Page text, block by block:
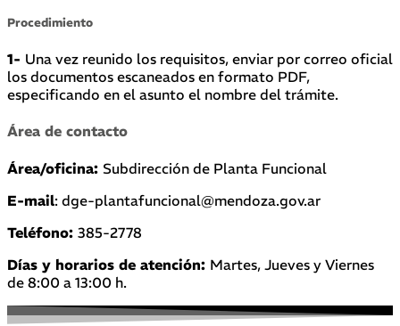
Procedimiento
1- Una vez reunido los requisitos, enviar por correo oficial
los documentos escaneados en formato PDF,
especificando en el asunto el nombre del trámite.
Área de contacto
Área/oficina: Subdirección de Planta Funcional
E-mail: dge-plantafuncional@mendoza.gov.ar
Teléfono: 385-2778
Días y horarios de atención: Martes, Jueves y Viernes
de 8:00 a 13:00 h.